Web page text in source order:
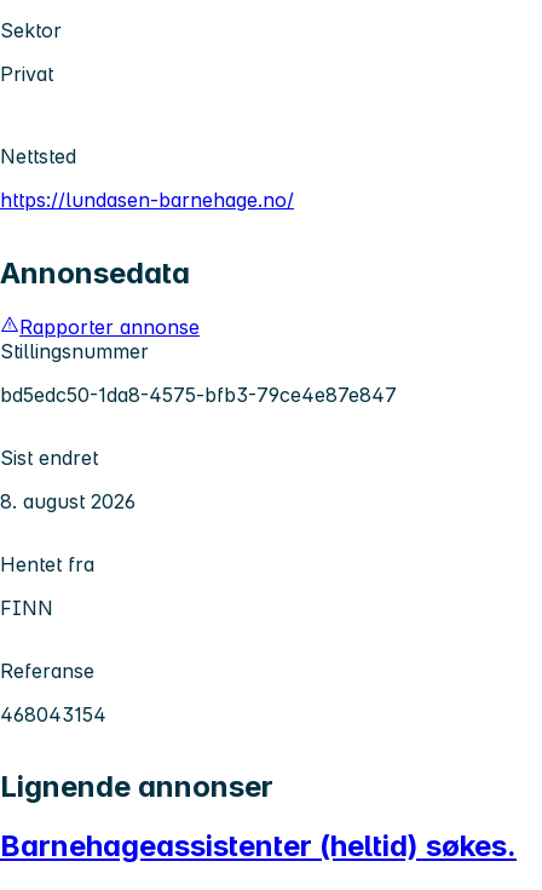
Sektor
Privat
Nettsted
https://lundasen-barnehage.no/
Annonsedata
Rapporter annonse
Stillingsnummer
bd5edc50-1da8-4575-bfb3-79ce4e87e847
Sist endret
8. august 2026
Hentet fra
FINN
Referanse
468043154
Lignende annonser
Barnehageassistenter (heltid) søkes.